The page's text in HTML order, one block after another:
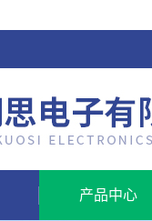
产品中心